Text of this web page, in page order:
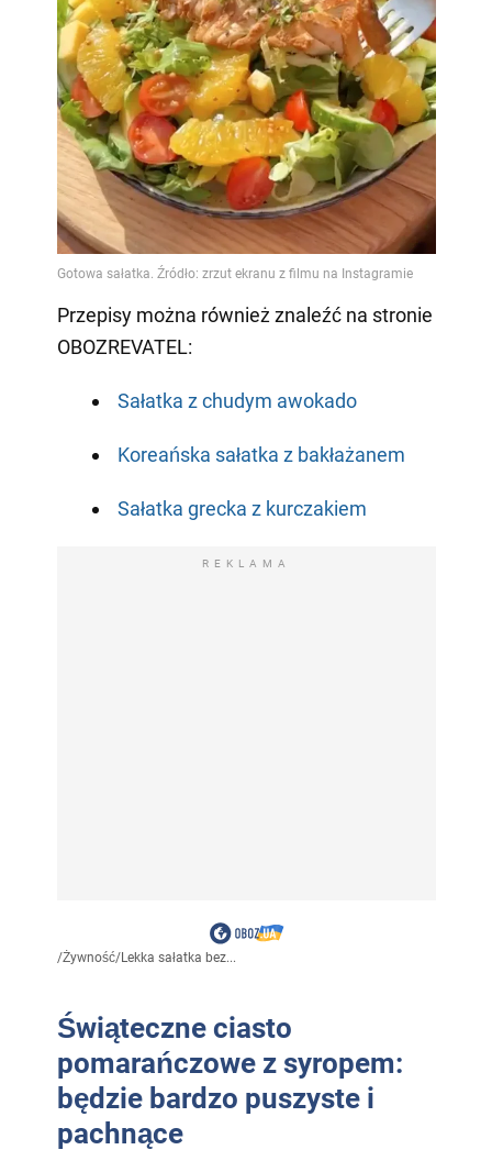
Przepisy można również znaleźć na stronie
OBOZREVATEL:
Sałatka z chudym awokado
Koreańska sałatka z bakłażanem
Sałatka grecka z kurczakiem
REKLAMA
/Żywność/Lekka sałatka bez...
Świąteczne ciasto
pomarańczowe z syropem:
będzie bardzo puszyste i
pachnące